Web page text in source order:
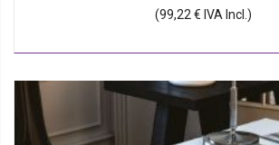
(99,22 € IVA Incl.)